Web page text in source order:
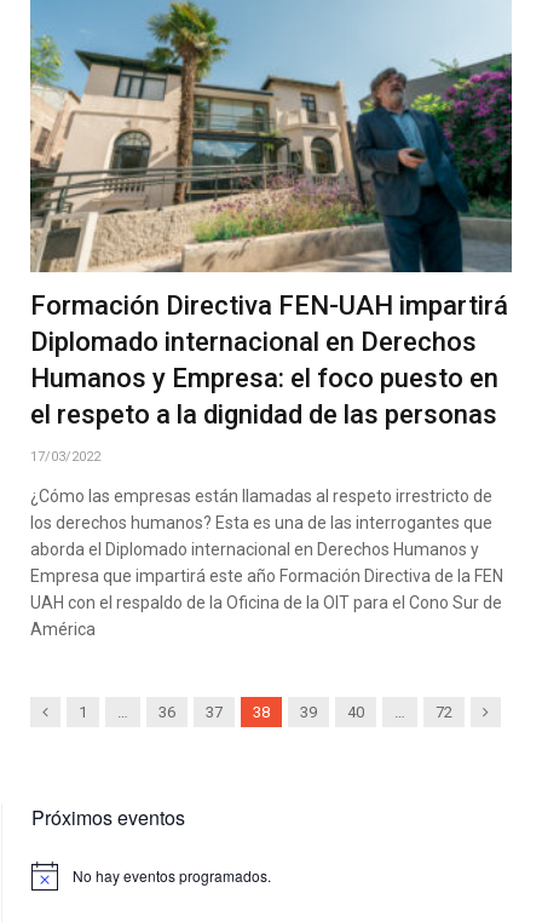
Formación Directiva FEN-UAH impartirá
Diplomado internacional en Derechos
Humanos y Empresa: el foco puesto en
el respeto a la dignidad de las personas
17/03/2022
¿Cómo las empresas están llamadas al respeto irrestricto de
los derechos humanos? Esta es una de las interrogantes que
aborda el Diplomado internacional en Derechos Humanos y
Empresa que impartirá este año Formación Directiva de la FEN
UAH con el respaldo de la Oficina de la OIT para el Cono Sur de
América
Previous
1 36 37 38 39 40 72 Next
Próximos eventos
Aviso No hay eventos programados.